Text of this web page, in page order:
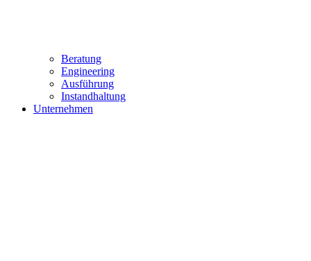
Beratung
Engineering
Ausführung
Instandhaltung
Unternehmen